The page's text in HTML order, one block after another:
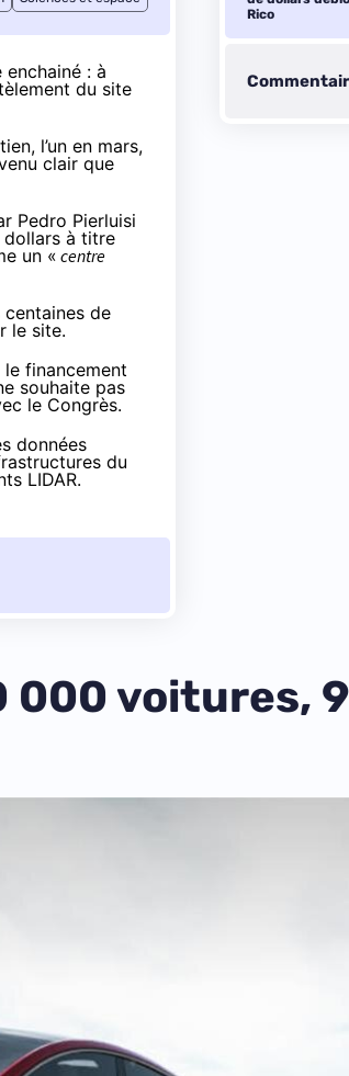
: à
du site
l’un en mars,
clair que
Pedro Pierluisi
à titre
un « centre
de
le site.
financement
souhaite pas
le Congrès.
données
du
LIDAR.
Rico
000 voitures,